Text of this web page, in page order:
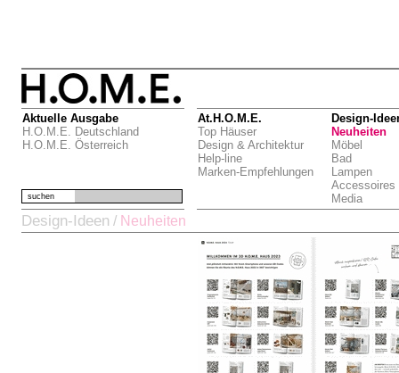
Aktuelle Ausgabe
H.O.M.E. Deutschland
H.O.M.E. Österreich
At.H.O.M.E.
Top Häuser
Design & Architektur
Help-line
Marken-Empfehlungen
Design-
Neuheiten
Möbel
Bad
Lampen
Accessoires
Media
suchen
Design-Ideen / Neuheiten